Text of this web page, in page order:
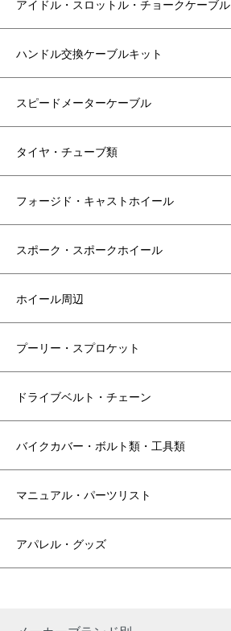
アイドル・スロットル・チョークケーブル
ハンドル交換ケーブルキット
スピードメーターケーブル
タイヤ・チューブ類
フォージド・キャストホイール
スポーク・スポークホイール
ホイール周辺
プーリー・スプロケット
ドライブベルト・チェーン
バイクカバー・ボルト類・工具類
マニュアル・パーツリスト
アパレル・グッズ